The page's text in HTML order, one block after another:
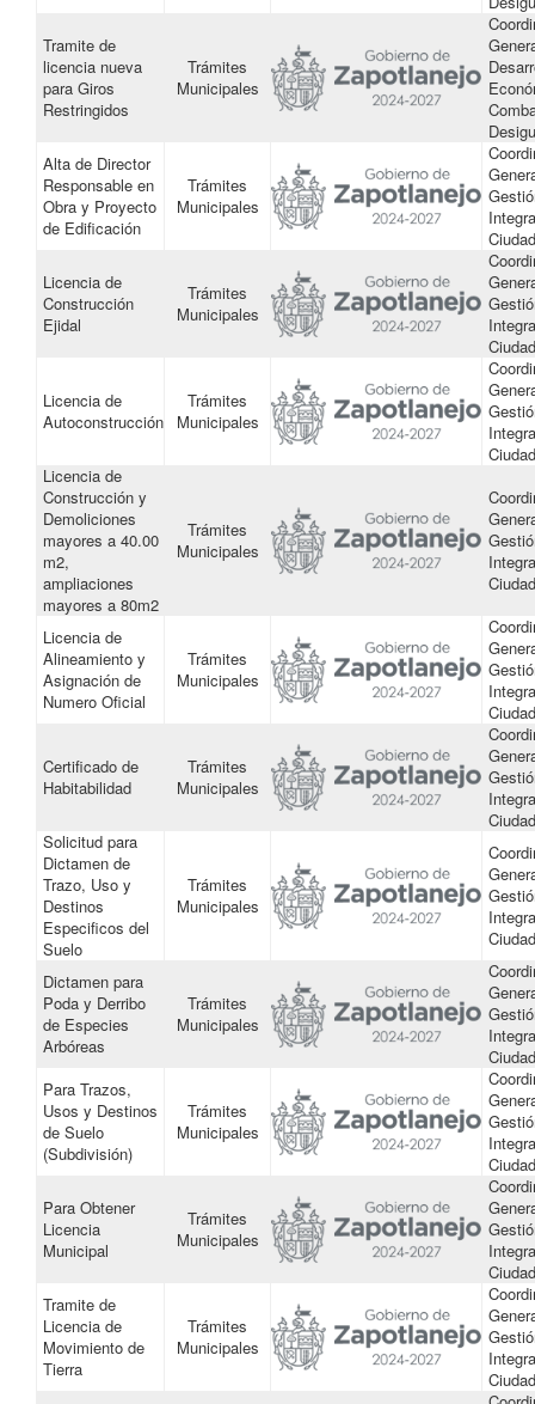
Tramite de
licencia nueva
para Giros
Restringidos
Trámites
Municipales
Alta de Director
Responsable en
Obra y Proyecto
de Edificación
Trámites
Municipales
Ciudad
Licencia de
Construcción
Ejidal
Trámites
Municipales
Ciudad
Licencia de
Autoconstrucción
Trámites
Municipales
Ciudad
Licencia de
Construcción y
Demoliciones
mayores a 40.00
m2,
ampliaciones
mayores a 80m2
Trámites
Municipales
Ciudad
Licencia de
Alineamiento y
Asignación de
Numero Oﬁcial
Trámites
Municipales
Ciudad
Certiﬁcado de
Habitabilidad
Trámites
Municipales
Ciudad
Solicitud para
Dictamen de
Trazo, Uso y
Destinos
Especiﬁcos del
Suelo
Trámites
Municipales
Ciudad
Dictamen para
Poda y Derribo
de Especies
Arbóreas
Trámites
Municipales
Ciudad
Para Trazos,
Usos y Destinos
de Suelo
(Subdivisión)
Trámites
Municipales
Ciudad
Para Obtener
Licencia
Municipal
Trámites
Municipales
Ciudad
Tramite de
Licencia de
Movimiento de
Tierra
Trámites
Municipales
Ciudad